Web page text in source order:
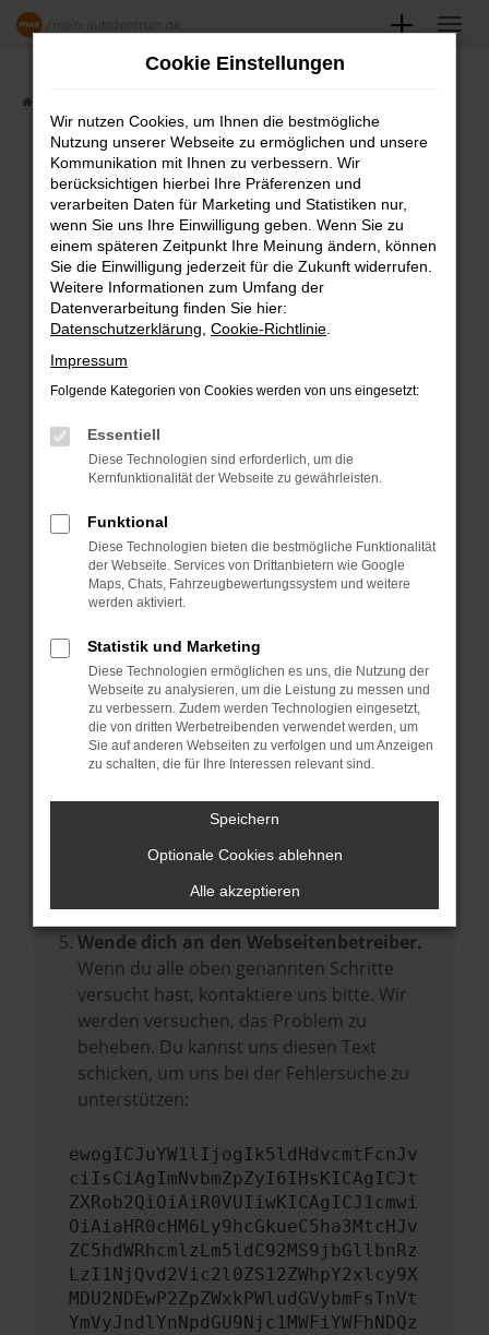
Zum
FAHRZEUGSHOWROOM
Fehler: Network Error
Beim Laden ist ein Fehler aufgetreten.
Hier sind ein paar Tipps, die dir helfen können:
Überprüfe deine Firewall und deine
Laden andere Webseiten, zum Beispiel
deine Suchmaschine?
Manche Erweiterungen, wie Werbeblocker,
können das Laden bestimmter Seiten
verhindern. Funktioniert die Seite in einem
anderen Browser oder in einem privaten
Starte dein Gerät neu.
Das kann manchmal helfen,
vorübergehende Probleme zu beheben.
Stelle sicher, dass dein Browser und dein
Betriebssystem auf dem neuesten Stand
sind.
Veraltete Software birgt nicht nur ein
Sicherheitsrisiko, sondern kann auch dazu
führen, dass bestimmte Funktionen nicht
mehr unterstützt werden.
Wende dich an den Webseitenbetreiber.
Wenn du alle oben genannten Schritte
versucht hast, kontaktiere uns bitte. Wir
werden versuchen, das Problem zu
beheben. Du kannst uns diesen Text
schicken, um uns bei der Fehlersuche zu
unterstützen:
ewogICJuYW1lIjogIk5ldHdvcmtFcnJv
ciIsCiAgImNvbmZpZyI6IHsKICAgICJt
ZXRob2QiOiAiR0VUIiwKICAgICJ1cmwi
OiAiaHR0cHM6Ly9hcGkueC5ha3MtcHJv
ZC5hdWRhcmlzLm5ldC92MS9jbGllbnRz
LzI1NjQvd2Vic2l0ZS12ZWhpY2xlcy9X
MDU2NDEwP2ZpZWxkPWludGVybmFsTnVt
YmVyJndlYnNpdGU9Njc1MWFiYWFhNDQz
Cookie Einstellungen
Wir nutzen Cookies, um Ihnen die bestmögliche
Nutzung unserer Webseite zu ermöglichen und unsere
Kommunikation mit Ihnen zu verbessern. Wir
berücksichtigen hierbei Ihre Präferenzen und
verarbeiten Daten für Marketing und Statistiken nur,
wenn Sie uns Ihre Einwilligung geben. Wenn Sie zu
einem späteren Zeitpunkt Ihre Meinung ändern, können
Sie die Einwilligung jederzeit für die Zukunft widerrufen.
Weitere Informationen zum Umfang der
Datenverarbeitung finden Sie hier:
Datenschutzerklärung Cookie-Richtlinie
Impressum
Folgende Kategorien von Cookies werden von uns eingesetzt:
Essentiell
Diese Technologien sind erforderlich, um die
Kernfunktionalität der Webseite zu gewährleisten.
Funktional
Diese Technologien bieten die bestmögliche Funktionalität
der Webseite. Services von Drittanbietern wie Google
Maps, Chats, Fahrzeugbewertungssystem und weitere
werden aktiviert.
Statistik und Marketing
Diese Technologien ermöglichen es uns, die Nutzung der
Webseite zu analysieren, um die Leistung zu messen und
zu verbessern. Zudem werden Technologien eingesetzt,
die von dritten Werbetreibenden verwendet werden, um
Sie auf anderen Webseiten zu verfolgen und um Anzeigen
zu schalten, die für Ihre Interessen relevant sind.
Speichern
Optionale Cookies ablehnen
Alle akzeptieren